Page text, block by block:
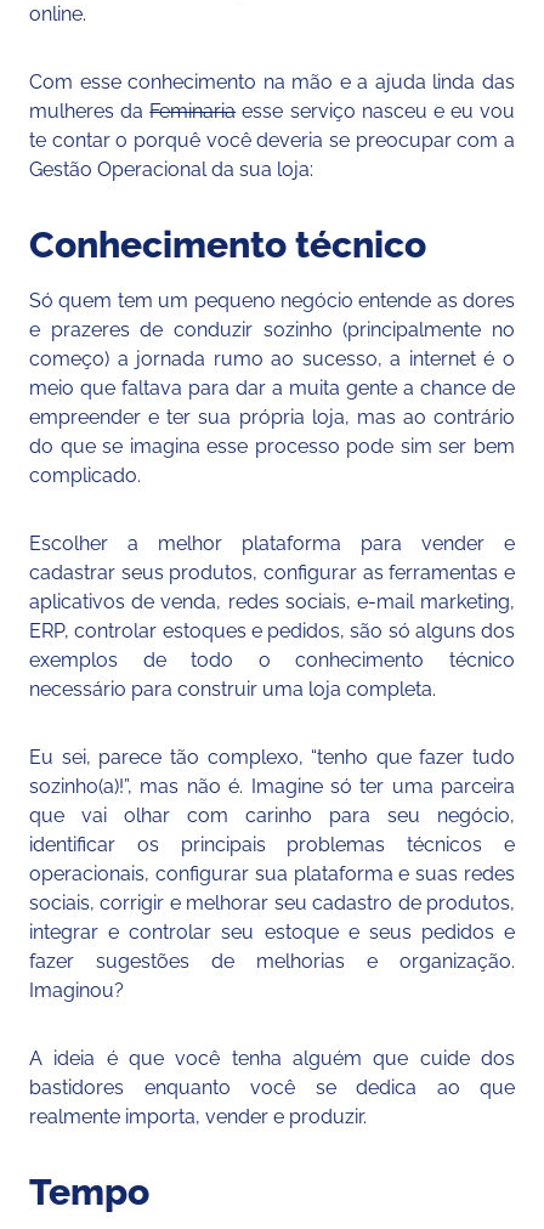
online.
Com esse conhecimento na mão e a ajuda linda das
mulheres daFeminariaesse serviço nasceu e eu vou
te contar o porquê você deveria se preocupar com a
Gestão Operacional da sua loja:
Conhecimento técnico
Só quem tem um pequeno negócio entende as dores
e prazeres de conduzir sozinho (principalmente no
começo) a jornada rumo ao sucesso, a internet é o
meio que faltava para dar a muita gente a chance de
empreender e ter sua própria loja, mas ao contrário
do que se imagina esse processo pode sim ser bem
complicado.
Escolher a melhor plataforma para vender e
cadastrar seus produtos, configurar as ferramentas e
aplicativos de venda, redes sociais, e-mail marketing,
ERP, controlar estoques e pedidos, são só alguns dos
exemplos de todo o conhecimento técnico
necessário para construir uma loja completa.
Eu sei, parece tão complexo, “tenho que fazer tudo
sozinho(a)!”, mas não é. Imagine só ter uma parceira
que vai olhar com carinho para seu negócio,
identificar os principais problemas técnicos e
operacionais, configurar sua plataforma e suas redes
sociais, corrigir e melhorar seu cadastro de produtos,
integrar e controlar seu estoque e seus pedidos e
fazer sugestões de melhorias e organização.
Imaginou?
A ideia é que você tenha alguém que cuide dos
bastidores enquanto você se dedica ao que
realmente importa, vender e produzir.
Tempo